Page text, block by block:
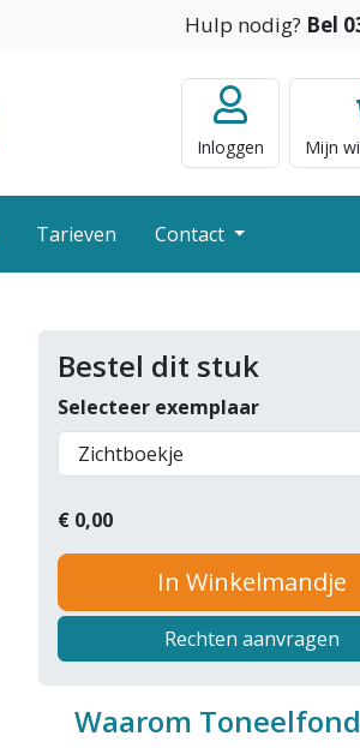
Hulp nodig? Bel
Inloggen Mijn
Tarieven Contact
Bestel dit stuk
Selecteer exemplaar
€ 0,00
In Winkelmandje
Rechten aanvragen
Waarom